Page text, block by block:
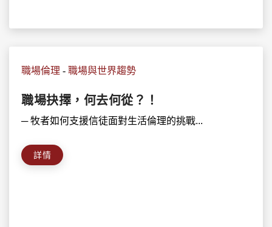
職場倫理 - 職場與世界趨勢
職場抉擇，何去何從？！
─ 牧者如何支援信徒面對生活倫理的挑戰...
詳情